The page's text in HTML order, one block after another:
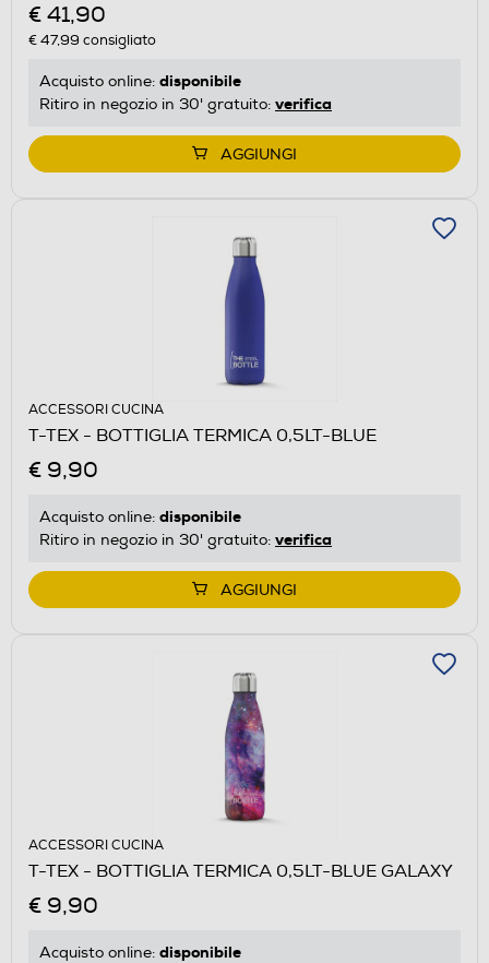
€ 41,90
€ 47,99 consigliato
Acquisto online: disponibile
Ritiro in negozio in 30' gratuito: verifica
AGGIUNGI
ACCESSORI CUCINA
T-TEX - BOTTIGLIA TERMICA 0,5LT-BLUE
€ 9,90
Acquisto online: disponibile
Ritiro in negozio in 30' gratuito: verifica
AGGIUNGI
ACCESSORI CUCINA
T-TEX - BOTTIGLIA TERMICA 0,5LT-BLUE GALAXY
€ 9,90
Acquisto online: disponibile